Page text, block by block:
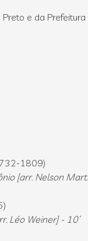
e da
1809)
[arr. Nelson
Léo Weiner] - 10’